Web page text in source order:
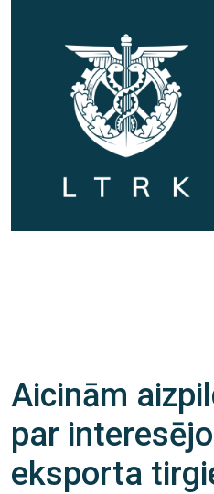
Aicinām
par
eksporta